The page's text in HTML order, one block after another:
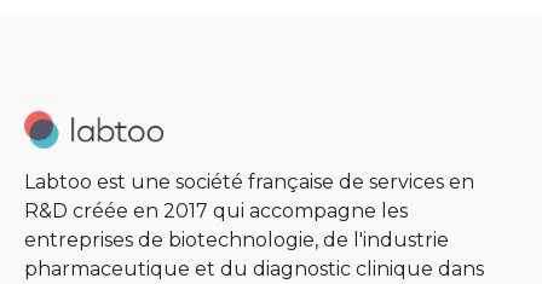
Labtoo est une société française de services en
R&D créée en 2017 qui accompagne les
entreprises de biotechnologie, de l'industrie
pharmaceutique et du diagnostic clinique dans